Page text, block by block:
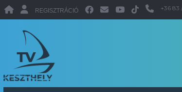
REGISZTRÁCIÓ +36